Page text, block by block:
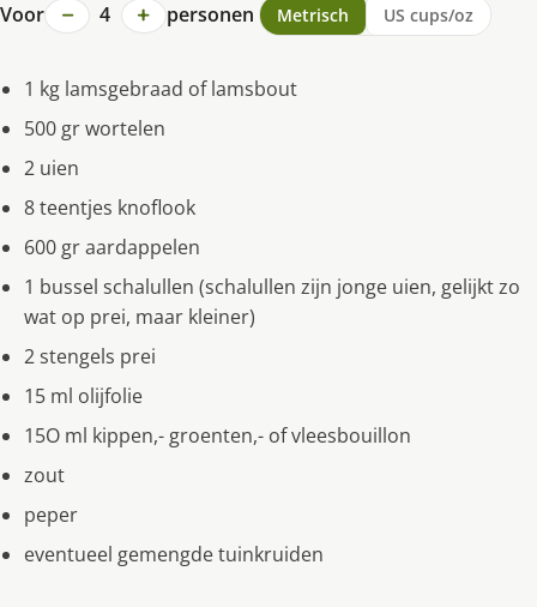
Voor − 4 + personen Metrisch US cups/oz
1 kg lamsgebraad of lamsbout
500 gr wortelen
2 uien
8 teentjes knoflook
600 gr aardappelen
1 bussel schalullen (schalullen zijn jonge uien, gelijkt zo
wat op prei, maar kleiner)
2 stengels prei
15 ml olijfolie
15O ml kippen,- groenten,- of vleesbouillon
zout
peper
eventueel gemengde tuinkruiden